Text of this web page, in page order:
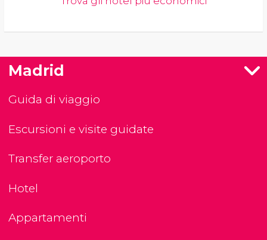
Madrid
Guida di viaggio
Escursioni e visite guidate
Transfer aeroporto
Hotel
Appartamenti